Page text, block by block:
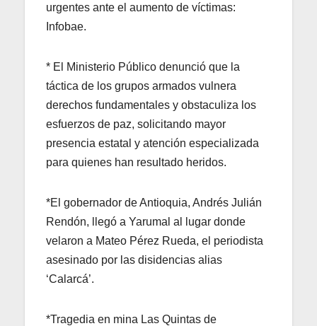
urgentes ante el aumento de víctimas:
Infobae.
* El Ministerio Público denunció que la
táctica de los grupos armados vulnera
derechos fundamentales y obstaculiza los
esfuerzos de paz, solicitando mayor
presencia estatal y atención especializada
para quienes han resultado heridos.
*El gobernador de Antioquia, Andrés Julián
Rendón, llegó a Yarumal al lugar donde
velaron a Mateo Pérez Rueda, el periodista
asesinado por las disidencias alias
‘Calarcá’.
*Tragedia en mina Las Quintas de